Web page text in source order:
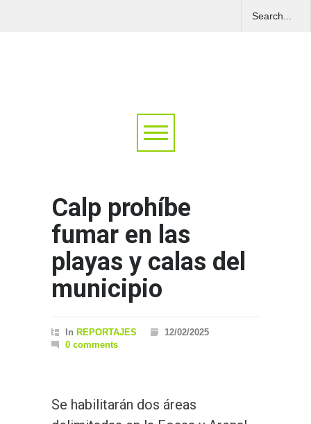
Calp prohíbe
fumar en las
playas y calas del
municipio
In REPORTAJES
12/02/2025
0 comments
Se habilitarán dos áreas